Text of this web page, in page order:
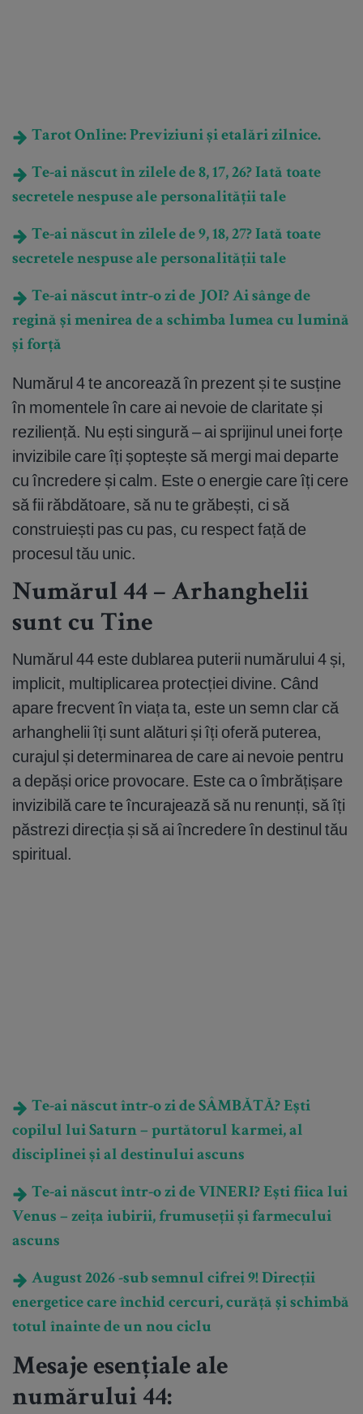
Tarot Online: Previziuni și etalări zilnice.
Te-ai născut în zilele de 8, 17, 26? Iată toate
secretele nespuse ale personalității tale
Te-ai născut în zilele de 9, 18, 27? Iată toate
secretele nespuse ale personalității tale
Te-ai născut într-o zi de JOI? Ai sânge de
regină și menirea de a schimba lumea cu lumină
și forță
Numărul 4 te ancorează în prezent și te susține
în momentele în care ai nevoie de claritate și
reziliență. Nu ești singură – ai sprijinul unei forțe
invizibile care îți șoptește să mergi mai departe
cu încredere și calm. Este o energie care îți cere
să fii răbdătoare, să nu te grăbești, ci să
construiești pas cu pas, cu respect față de
procesul tău unic.
Numărul 44 – Arhanghelii
sunt cu Tine
Numărul 44 este dublarea puterii numărului 4 și,
implicit, multiplicarea protecției divine. Când
apare frecvent în viața ta, este un semn clar că
arhanghelii îți sunt alături și îți oferă puterea,
curajul și determinarea de care ai nevoie pentru
a depăși orice provocare. Este ca o îmbrățișare
invizibilă care te încurajează să nu renunți, să îți
păstrezi direcția și să ai încredere în destinul tău
spiritual.
Te-ai născut într-o zi de SÂMBĂTĂ? Ești
copilul lui Saturn – purtătorul karmei, al
disciplinei și al destinului ascuns
Te-ai născut într-o zi de VINERI? Ești fiica lui
Venus – zeița iubirii, frumuseții și farmecului
ascuns
August 2026 -sub semnul cifrei 9! Direcții
energetice care închid cercuri, curăță și schimbă
totul înainte de un nou ciclu
Mesaje esențiale ale
numărului 44: